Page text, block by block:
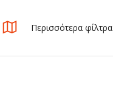
Περισσότερα φίλτρα